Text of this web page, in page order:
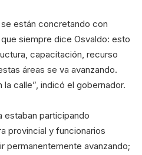
están concretando con
siempre dice Osvaldo: esto
capacitación, recurso
áreas se va avanzando.
calle”, indicó el gobernador.
estaban participando
provincial y funcionarios
permanentemente avanzando;